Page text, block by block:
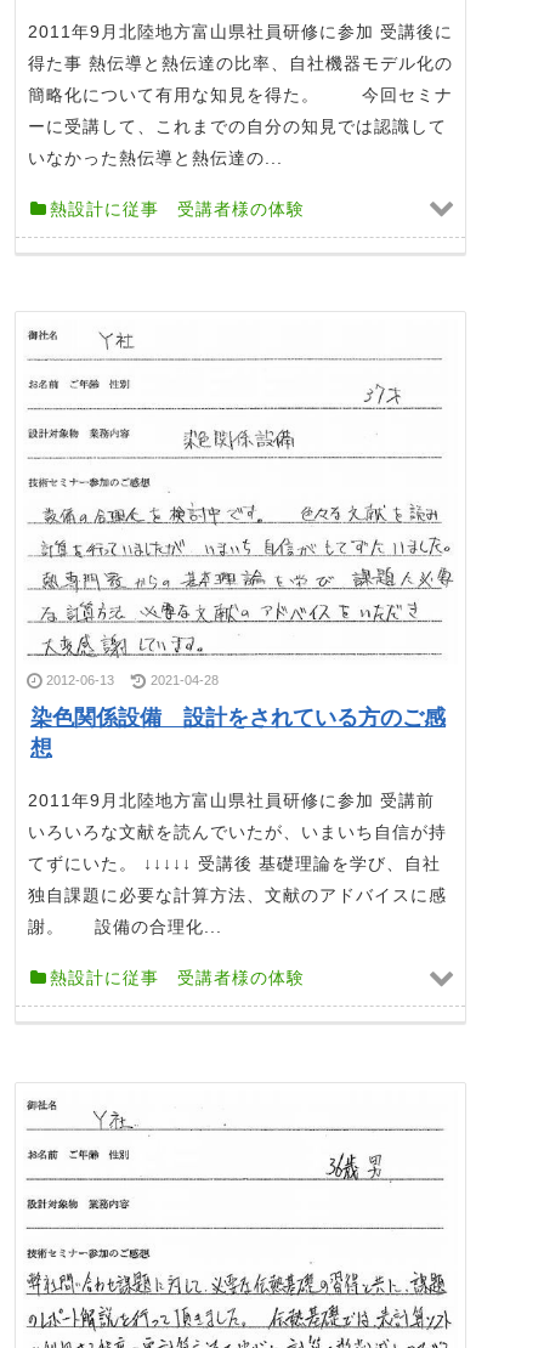
2011年9月北陸地方富山県社員研修に参加 受講後に
得た事 熱伝導と熱伝達の比率、自社機器モデル化の
簡略化について有用な知見を得た。 今回セミナ
ーに受講して、これまでの自分の知見では認識して
いなかった熱伝導と熱伝達の...
熱設計に従事 受講者様の体験
2012-06-13 2021-04-28
染色関係設備 設計をされている方のご感
想
2011年9月北陸地方富山県社員研修に参加 受講前
いろいろな文献を読んでいたが、いまいち自信が持
てずにいた。 ↓↓↓↓↓ 受講後 基礎理論を学び、自社
独自課題に必要な計算方法、文献のアドバイスに感
謝。 設備の合理化...
熱設計に従事 受講者様の体験